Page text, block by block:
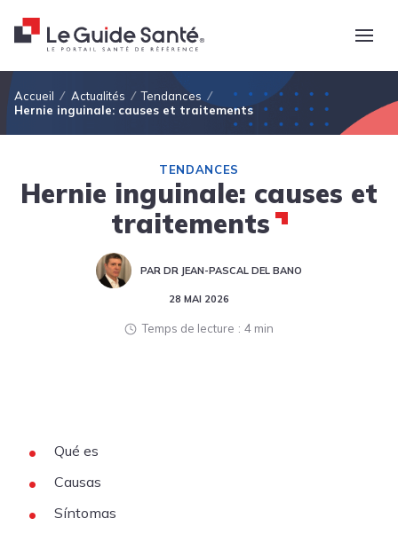
Fil d'Ariane
Accueil Actualités
Tendances
Hernie inguinale: causes et traitements
TENDANCES
Hernie inguinale: causes et
traitements
PAR DR JEAN-PASCAL DEL BANO
28 MAI 2026
Temps de lecture 4 min
Qué es
Causas
Síntomas